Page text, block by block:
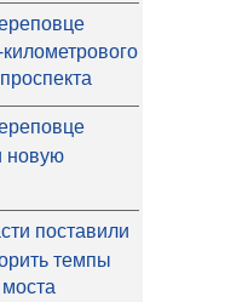
новую
поставили
темпы